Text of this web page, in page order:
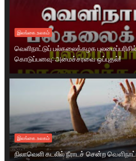
இலங்கை.உலகம்
வெளிநாட்டுப் பல்கலைக்கழக
கொடுப்பனவு: அமைச்சரவை ஒப்புதல்!
இலங்கை.உலகம்
நிலாவெளி கடலில் நீராடச் சென்ற